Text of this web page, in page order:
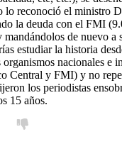
lo reconoció el ministro
la deuda con el FMI
mandándolos de nuevo a
estudiar la historia
organismos nacionales e
Central y FMI) y no
los periodistas
15 años.